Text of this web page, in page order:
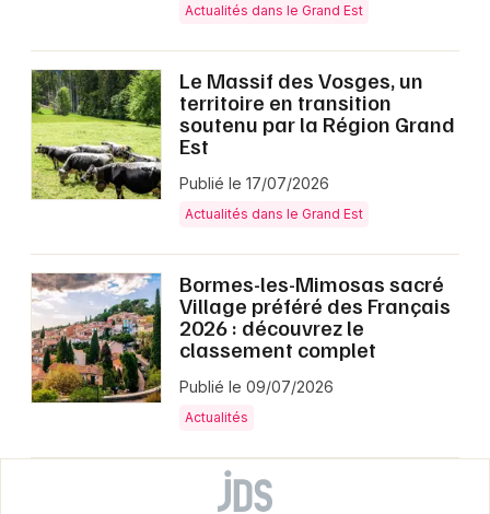
Actualités dans le Grand Est
Le Massif des Vosges, un
territoire en transition
soutenu par la Région Grand
Est
Publié le 17/07/2026
Actualités dans le Grand Est
Bormes-les-Mimosas sacré
Village préféré des Français
2026 : découvrez le
classement complet
Publié le 09/07/2026
Actualités